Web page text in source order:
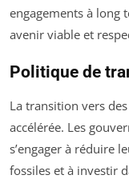
engagements à long
avenir viable et
Politique de
La transition vers
accélérée. Les
s’engager à réduire
fossiles et à investir